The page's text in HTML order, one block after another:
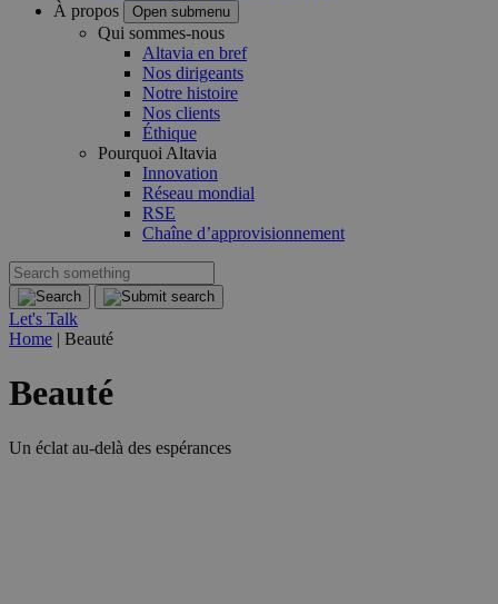
À propos
Open submenu
Qui sommes-nous
Altavia en bref
Nos dirigeants
Notre histoire
Nos clients
Éthique
Pourquoi Altavia
Innovation
Réseau mondial
RSE
Chaîne d’approvisionnement
Let's Talk
Home | Beauté
Beauté
Un éclat au-delà des espérances